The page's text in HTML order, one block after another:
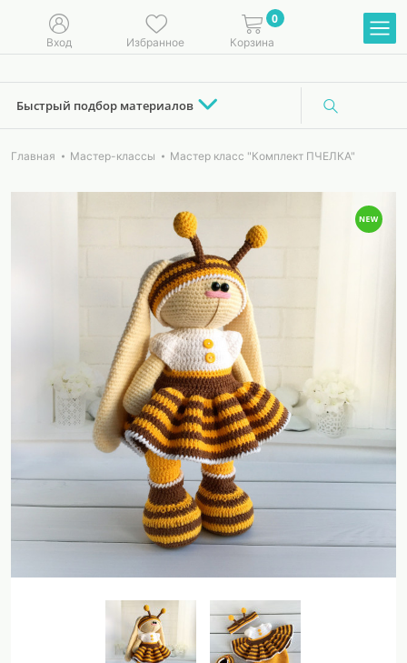
Вход Избранное
0
Корзина
Быстрый подбор материалов
Главная Мастер-классы Мастер класс "Комплект ПЧЕЛКА"